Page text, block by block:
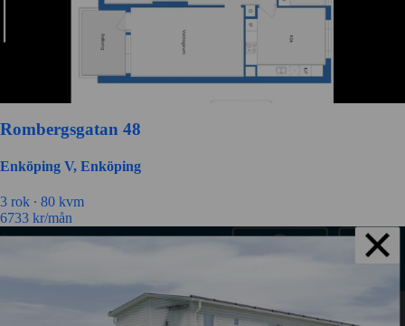
Rombergsgatan 48
Enköping V, Enköping
3 rok ∙ 80 kvm
6733 kr/mån